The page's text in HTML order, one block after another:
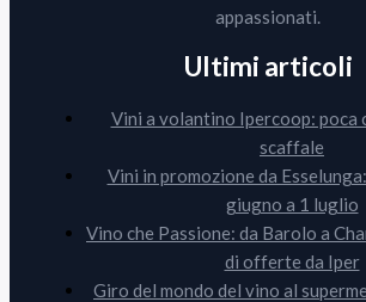
appassionati.
Ultimi articoli
Vini a volantino Ipercoop: poca
scaffale
Vini in promozione da
giugno a 1 luglio
Vino che Passione: da Barolo a
di offerte da Iper
Giro del mondo del vino al